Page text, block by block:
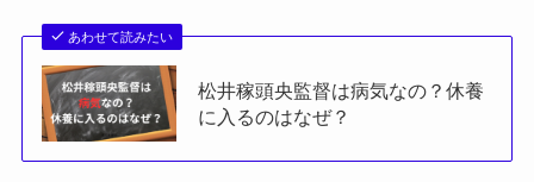
あわせて読みたい
松井稼頭央監督は病気なの？休養
に入るのはなぜ？